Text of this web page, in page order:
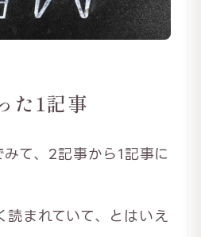
た1記事
みて、2記事から1記事に
読まれていて、とはいえ